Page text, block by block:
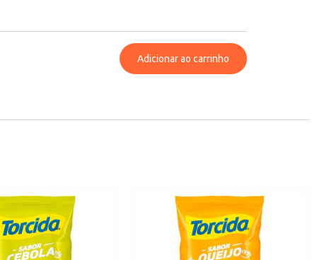
Adicionar ao carrinho